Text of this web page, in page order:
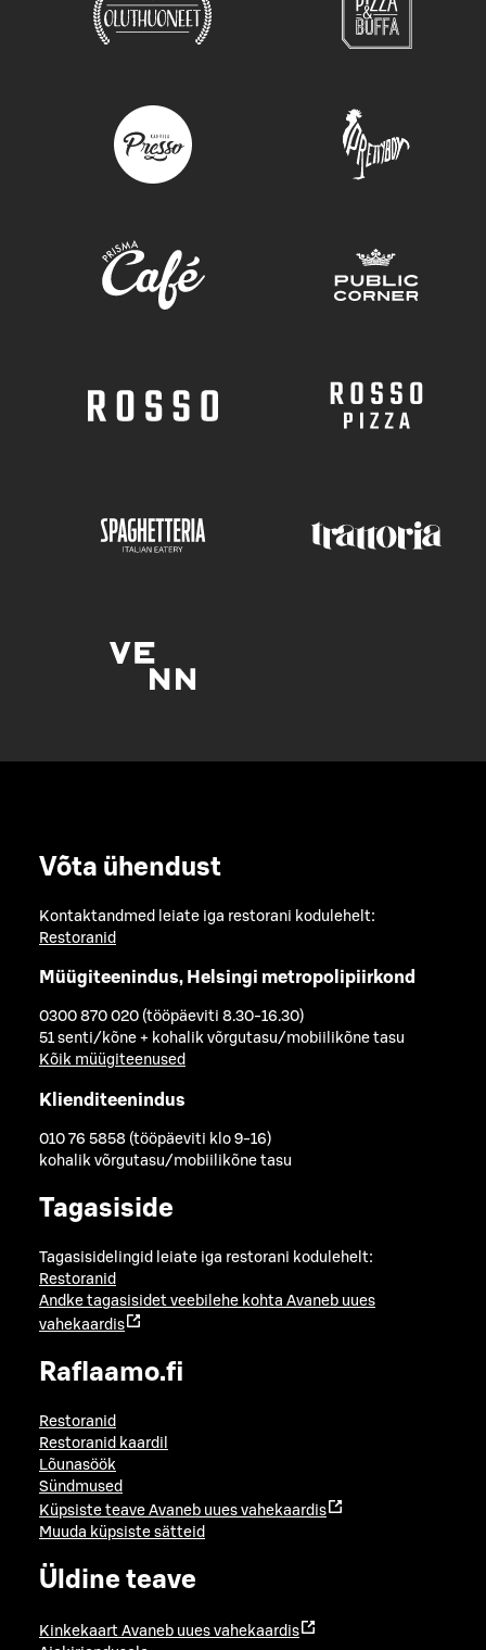
Võta ühendust
Kontaktandmed leiate iga restorani kodulehelt:
Restoranid
Müügiteenindus, Helsingi metropolipiirkond
0300 870 020 (tööpäeviti 8.30-16.30)
51 senti/kõne + kohalik võrgutasu/mobiilikõne tasu
Kõik müügiteenused
Klienditeenindus
010 76 5858 (tööpäeviti klo 9-16)
kohalik võrgutasu/mobiilikõne tasu
Tagasiside
Tagasisidelingid leiate iga restorani kodulehelt:
Restoranid
Andke tagasisidet veebilehe kohta Avaneb uues
vahekaardis
Raflaamo.fi
Restoranid
Restoranid kaardil
Lõunasöök
Sündmused
Küpsiste teave Avaneb uues vahekaardis
Muuda küpsiste sätteid
Üldine teave
Kinkekaart Avaneb uues vahekaardis